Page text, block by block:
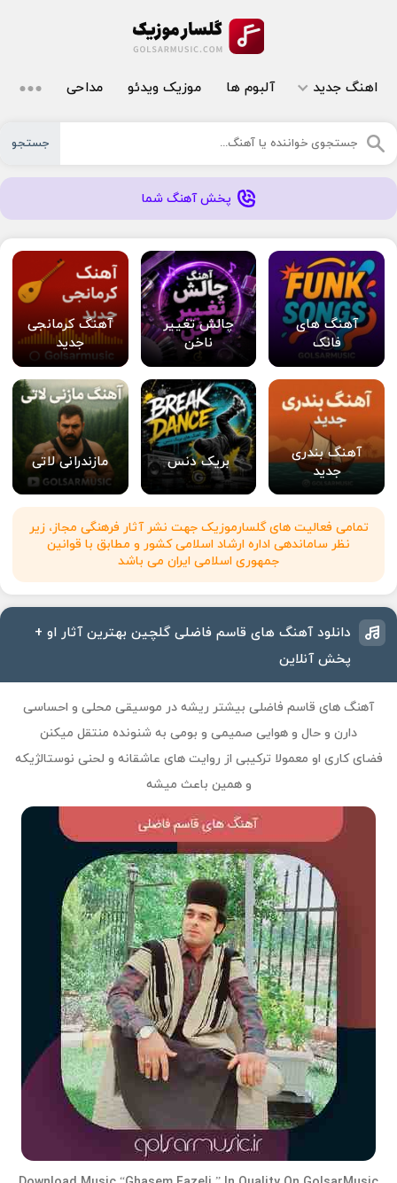
اهنگ جدید آلبوم ها موزیک ویدئو مداحی
جستجو
پخش آهنگ شما
آهنگ های
فانک
چالش تغییر
ناخن
آهنگ کرمانجی
جدید
آهنگ بندری
جدید
بریک دنس مازندرانی لاتی
تمامی فعالیت های گلسارموزیک جهت نشر آثار فرهنگی مجاز، زیر
نظر ساماندهی اداره ارشاد اسلامی کشور و مطابق با قوانین
جمهوری اسلامی ایران می باشد
دانلود آهنگ های قاسم فاضلی گلچین بهترین آثار او +
پخش آنلاین
آهنگ های قاسم فاضلی بیشتر ریشه در موسیقی محلی و احساسی
دارن و حال و هوایی صمیمی و بومی به شنونده منتقل میکنن
فضای کاری او معمولا ترکیبی از روایت های عاشقانه و لحنی نوستالژیکه
و همین باعث میشه